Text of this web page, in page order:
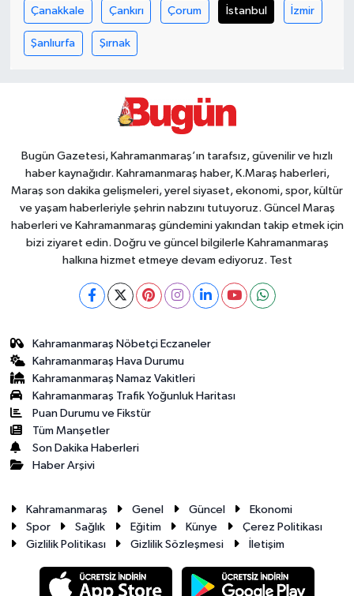
Çanakkale Çankırı Çorum İstanbul İzmir
Şanlıurfa Şırnak
Bugün Gazetesi, Kahramanmaraş’ın tarafsız, güvenilir ve hızlı
haber kaynağıdır. Kahramanmaraş haber, K.Maraş haberleri,
Maraş son dakika gelişmeleri, yerel siyaset, ekonomi, spor, kültür
ve yaşam haberleriyle şehrin nabzını tutuyoruz. Güncel Maraş
haberleri ve Kahramanmaraş gündemini yakından takip etmek için
bizi ziyaret edin. Doğru ve güncel bilgilerle Kahramanmaraş
halkına hizmet etmeye devam ediyoruz. Test
Kahramanmaraş Nöbetçi Eczaneler
Kahramanmaraş Hava Durumu
Kahramanmaraş Namaz Vakitleri
Kahramanmaraş Trafik Yoğunluk Haritası
Puan Durumu ve Fikstür
Tüm Manşetler
Son Dakika Haberleri
Haber Arşivi
Kahramanmaraş Genel Güncel
Ekonomi
Spor
Sağlık Eğitim Künye
Çerez Politikası
Gizlilik Politikası
Gizlilik Sözleşmesi İletişim